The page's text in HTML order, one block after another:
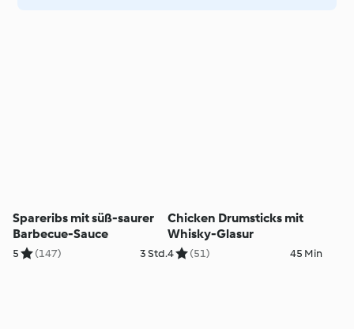
Spareribs mit süß-saurer
Barbecue-Sauce
5 (147) 3 Std.
Chicken Drumsticks mit
Whisky-Glasur
4 (51) 45 Min